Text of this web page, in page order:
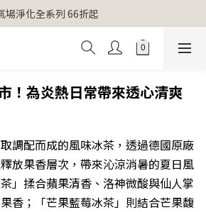
費 不限金額 即送 香遇熊超人行李吊牌
場淨化全系列 66折起
費 不限金額 即送 香遇熊超人行李吊牌
！為炎熱日常帶來透心清爽
調配而成的風味冰茶，透過德國原廠
放果香層次，帶來沁涼消暑的夏日風
」揉合蘋果清香、洛神微酸與仙人掌
香；「芒果藍莓冰茶」則結合芒果馥